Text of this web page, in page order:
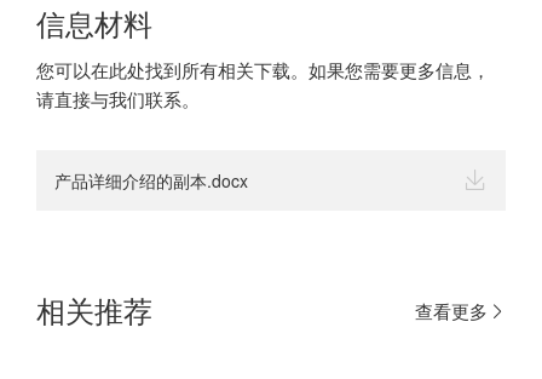
信息材料
您可以在此处找到所有相关下载。如果您需要更多信息，
请直接与我们联系。
产品详细介绍的副本.docx
相关推荐 查看更多